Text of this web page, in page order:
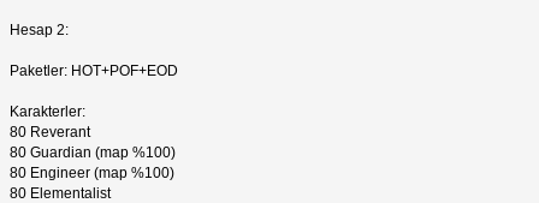
Hesap 2:
Paketler: HOT+POF+EOD
Karakterler:
80 Reverant
80 Guardian (map %100)
80 Engineer (map %100)
80 Elementalist